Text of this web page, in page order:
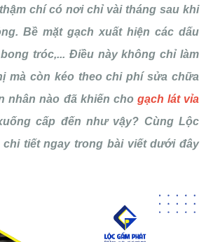
chí có nơi chỉ vài tháng sau khi
Bề mặt gạch xuất hiện các dấu
tróc,... Điều này không chỉ làm
mà còn kéo theo chi phí sửa chữa
nhân nào đã khiến cho gạch lát vỉa
cấp đến như vậy? Cùng Lộc
chi tiết ngay trong bài viết dưới đây